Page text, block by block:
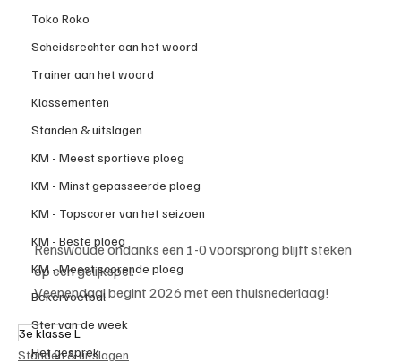
Toko Roko
Scheidsrechter aan het woord
Trainer aan het woord
Klassementen
Standen & uitslagen
KM - Meest sportieve ploeg
KM - Minst gepasseerde ploeg
KM - Topscorer van het seizoen
KM - Beste ploeg
KM - Meest scorende ploeg
Bekervoetbal
Ster van de week
Het gesprek
Renswoude ondanks een 1-0 voorsprong blijft steken
op een gelijkspel.
Veenendaal begint 2026 met een thuisnederlaag!
3e klasse L
Standen & uitslagen